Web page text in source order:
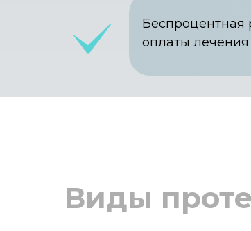
Беспроцентная
оплаты лечения
Виды